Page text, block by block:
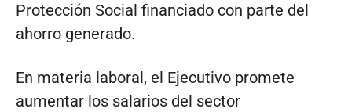
Protección Social financiado con parte del
ahorro generado.
En materia laboral, el Ejecutivo promete
aumentar los salarios del sector